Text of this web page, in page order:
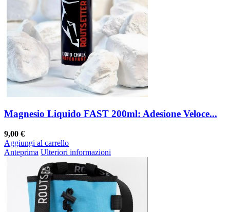
Magnesio Liquido FAST 200ml: Adesione Veloce...
9,00 €
Aggiungi al carrello
Anteprima Ulteriori informazioni